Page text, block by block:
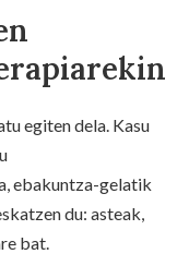
egiten dela. Kasu
ebakuntza-gelatik
du: asteak,
bat.